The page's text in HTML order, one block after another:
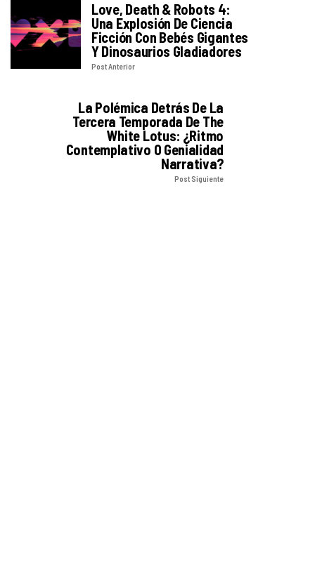
Love, Death & Robots 4:
Una Explosión De Ciencia
Ficción Con Bebés Gigantes
Y Dinosaurios Gladiadores
Post Anterior
La Polémica Detrás De La
Tercera Temporada De The
White Lotus: ¿ritmo
Contemplativo O Genialidad
Narrativa?
Post Siguiente